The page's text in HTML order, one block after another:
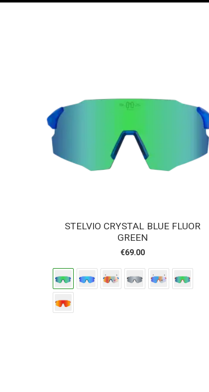
STELVIO CRYSTAL BLUE FLUOR
GREEN
€69.00